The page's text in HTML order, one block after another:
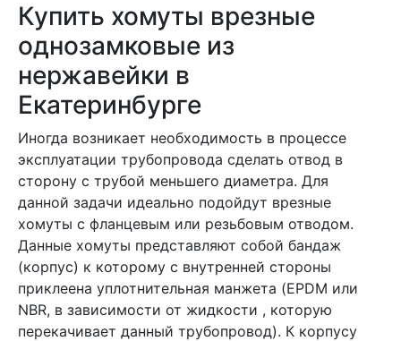
Купить хомуты врезные
однозамковые из
нержавейки в
Екатеринбурге
Иногда возникает необходимость в процессе
эксплуатации трубопровода сделать отвод в
сторону с трубой меньшего диаметра. Для
данной задачи идеально подойдут врезные
хомуты с фланцевым или резьбовым отводом.
Данные хомуты представляют собой бандаж
(корпус) к которому с внутренней стороны
приклеена уплотнительная манжета (EPDM или
NBR, в зависимости от жидкости , которую
перекачивает данный трубопровод). К корпусу